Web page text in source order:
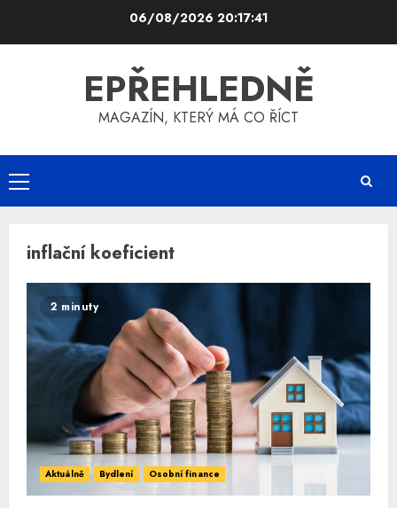
06/08/2026 20:17:42
EPŘEHLEDNĚ
MAGAZÍN, KTERÝ MÁ CO ŘÍCT
Primary
Menu
inflační koeficient
2 minuty
Aktuálně Bydlení Osobní finance